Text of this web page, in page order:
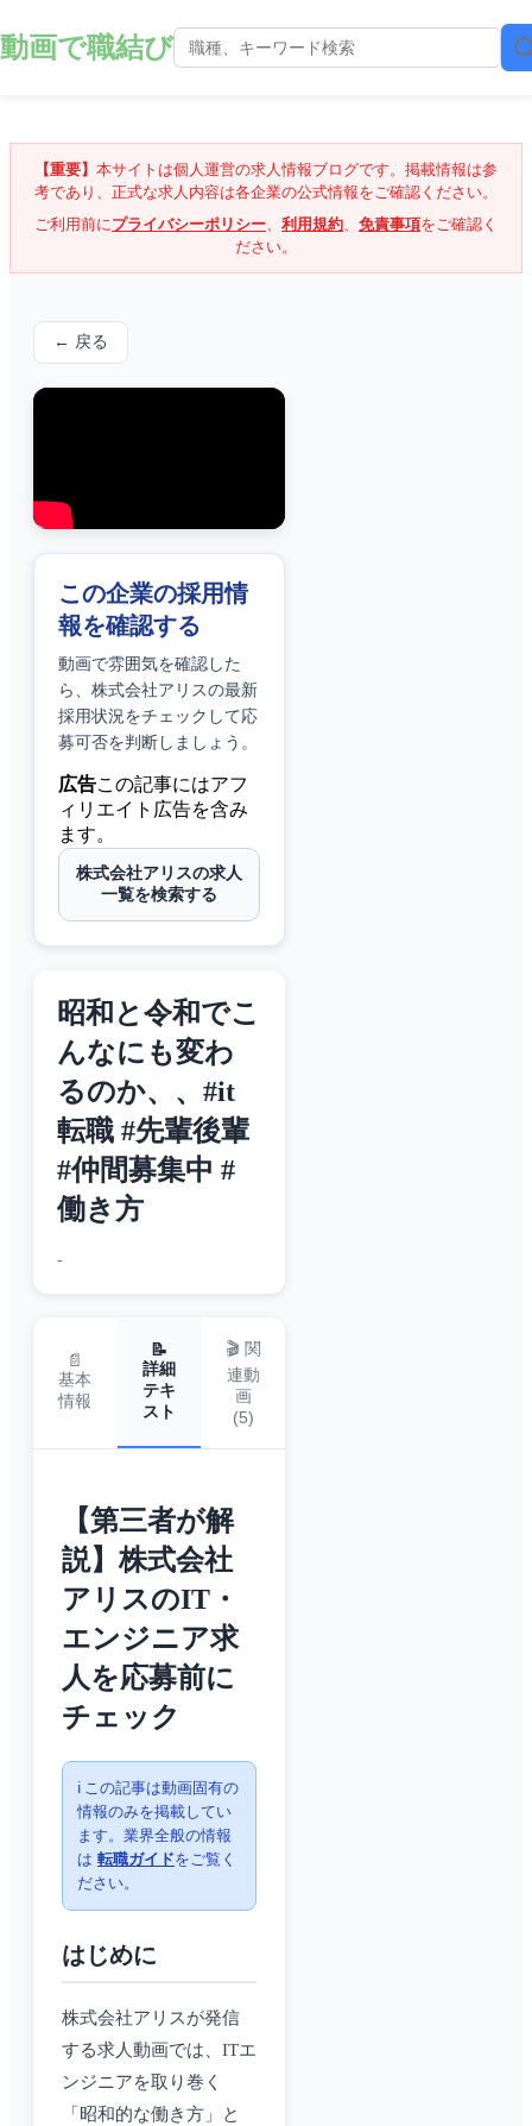
動画で職結び
【重要】 本サイトは個人運営の求人情報ブログです。掲載情報は参
考であり、正式な求人内容は各企業の公式情報をご確認ください。
ご利用前にプライバシーポリシー、 利用規約、 免責事項をご確認く
ださい。
← 戻る
この企業の採用情
報を確認する
動画で雰囲気を確認した
ら、 株式会社アリスの最新
採用状況をチェックして応
募可否を判断しましょう。
広告この記事にはアフ
ィリエイト広告を含み
ます。
株式会社アリスの求人
一覧を検索する
昭和と令和でこ
んなにも変わ
るのか、、#it
転職 #先輩後輩
#仲間募集中 #
働き方
-
📄
基本
情報
📝
詳細
テキ
スト
🎬 関
連動
画
(5)
【第三者が解
説】株式会社
アリスのIT・
エンジニア求
人を応募前に
チェック
ℹ️ この記事は動画固有の
情報のみを掲載してい
ます。業界全般の情報
は 転職ガイドをご覧く
ださい。
はじめに
株式会社アリスが発信
する求人動画では、ITエ
ンジニアを取り巻く
「昭和的な働き方」と